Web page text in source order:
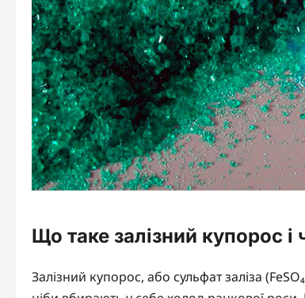
Що таке залізний купорос
Залізний купорос, або сульфат заліза